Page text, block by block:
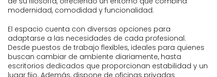
disponibles para los usuarios.
descanso, incluyendo una cocina
equipada con microondas y
lavavajillas, además de una zona de
relax con sofás.
Agua, té y café gratuitos para los
modernidad, comodidad y funcionalidad.
El espacio cuenta con diversas opciones para
adaptarse a las necesidades de cada profesional.
Desde puestos de trabajo flexibles, ideales para quienes
buscan cambiar de ambiente diariamente, hasta
escritorios dedicados que proporcionan estabilidad y un
lugar fijo. Además, dispone de oficinas privadas